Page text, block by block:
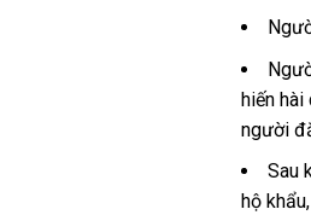
hiến
người
Sau
hộ